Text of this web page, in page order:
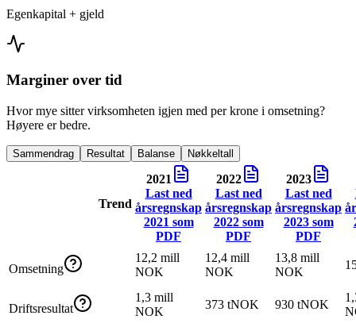
Egenkapital + gjeld
Marginer over tid
Hvor mye sitter virksomheten igjen med per krone i omsetning?
Høyere er bedre.
Sammendrag Resultat Balanse Nøkkeltall
Trend
2021
Last ned
årsregnskap
2021 som
PDF
2022
Last ned
årsregnskap
2022som
PDF
2023
Last ned
årsregnskap
2023som
PDF
Omsetning
12,2 mill
NOK
12,4 mill
NOK
13,8 mill
NOK
Driftsresultat
1,3 mill
NOK
373 tNOK 930 tNOK